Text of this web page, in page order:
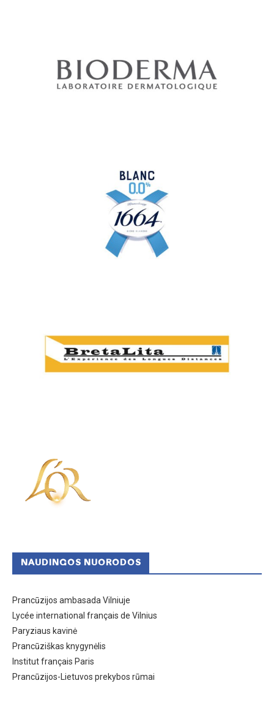
NAUDINGOS NUORODOS
Prancūzijos ambasada Vilniuje
Lycée international français de Vilnius
Paryziaus kavinė
Prancūziškas knygynėlis
Institut français Paris
Prancūzijos-Lietuvos prekybos rūmai